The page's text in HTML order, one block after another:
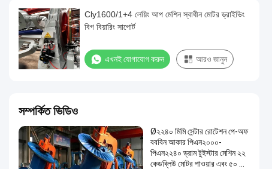
Cly1600/1+4 লেয়িং আপ মেশিন স্বাধীন মোটর ড্রাইভিং
বিগ বিয়ারিং সাপোর্ট
এখনই যোগাযোগ করুন আরও জানুন
সম্পর্কিত ভিডিও
Ø২২৪০ মিমি সেন্টার রোটেশন পে-অফ
বববিন আকার পিএন২০০০-
পিএন২২৪০ ড্রাম টুইস্টার মেশিন ২২
কেডব্লিউ মোটর পাওয়ার এবং ৫০ আর